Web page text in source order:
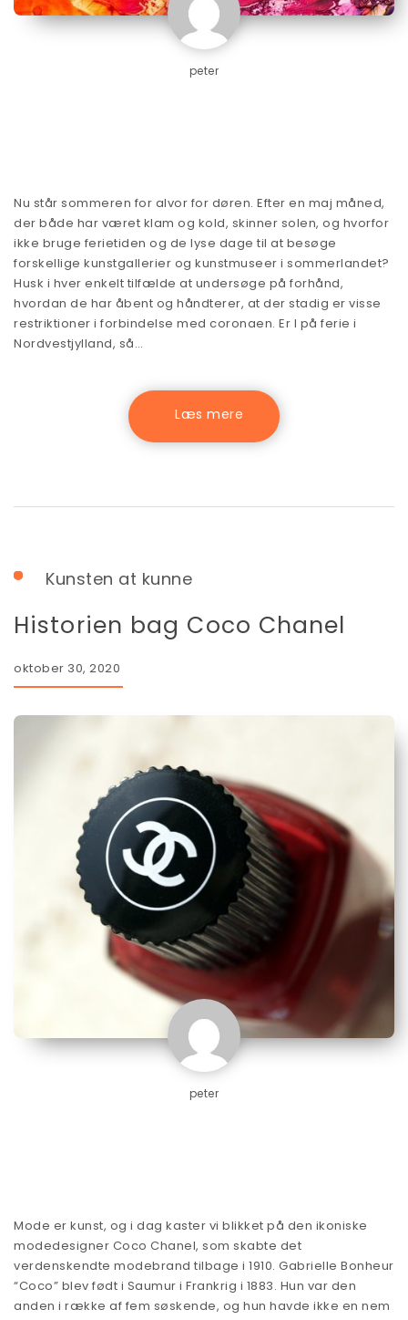
peter
Nu står sommeren for alvor for døren. Efter en maj måned,
der både har været klam og kold, skinner solen, og hvorfor
ikke bruge ferietiden og de lyse dage til at besøge
forskellige kunstgallerier og kunstmuseer i sommerlandet?
Husk i hver enkelt tilfælde at undersøge på forhånd,
hvordan de har åbent og håndterer, at der stadig er visse
restriktioner i forbindelse med coronaen. Er I på ferie i
Nordvestjylland, så…
Kunsten at kunne
Historien bag Coco Chanel
oktober 30, 2020
peter
Mode er kunst, og i dag kaster vi blikket på den ikoniske
modedesigner Coco Chanel, som skabte det
verdenskendte modebrand tilbage i 1910. Gabrielle Bonheur
“Coco” blev født i Saumur i Frankrig i 1883. Hun var den
anden i række af fem søskende, og hun havde ikke en nem